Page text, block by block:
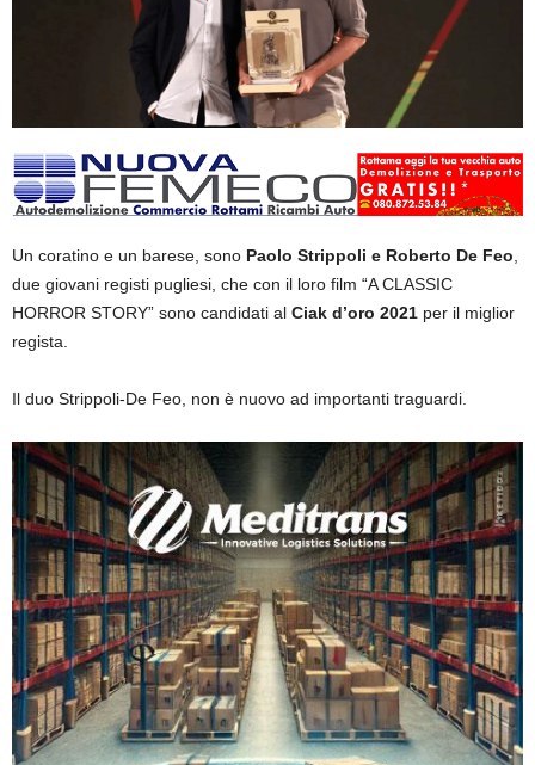
Un coratino e un barese, sono Paolo Strippoli e Roberto De Feo
due giovani registi pugliesi, che con il loro film “A CLASSIC
HORROR STORY” sono candidati al Ciak d’oro 2021 per il miglior
regista.
Il duo Strippoli-De Feo, non è nuovo ad importanti traguardi.